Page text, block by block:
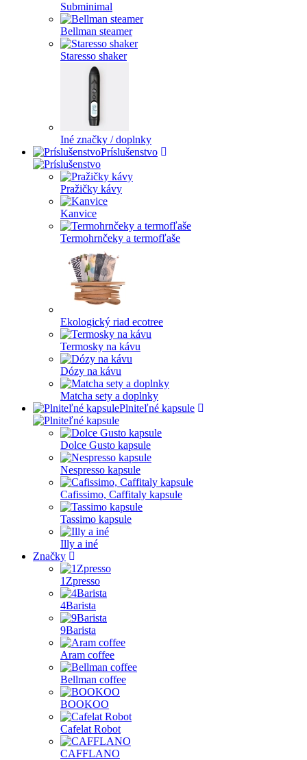
Subminimal
Bellman steamer
Staresso shaker
Iné značky / doplnky
Príslušenstvo
Pražičky kávy
Kanvice
Termohrnčeky a termofľaše
Ekologický riad ecotree
Termosky na kávu
Dózy na kávu
Matcha sety a doplnky
Plniteľné kapsule
Dolce Gusto kapsule
Nespresso kapsule
Cafissimo, Caffitaly kapsule
Tassimo kapsule
Illy a iné
Značky
1Zpresso
4Barista
9Barista
Aram coffee
Bellman coffee
BOOKOO
Cafelat Robot
CAFFLANO